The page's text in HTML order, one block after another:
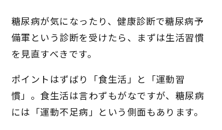
糖尿病が気になったり、健康診断で糖尿病予
備軍という診断を受けたら、まずは生活習慣
を見直すべきです。
ポイントはずばり「食生活」と「運動習
慣」。食生活は言わずもがなですが、糖尿病
には「運動不足病」という側面もあります。